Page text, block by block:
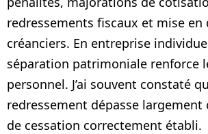
redressements fiscaux et mise en
créanciers. En entreprise
séparation patrimoniale renforce
personnel. J’ai souvent constaté
redressement dépasse largement
de cessation correctement établi.